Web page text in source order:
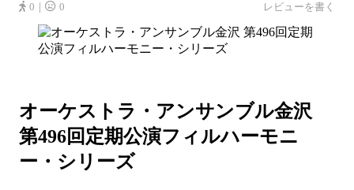
0｜ 0 レビューを書く
オーケストラ・アンサンブル金沢
第496回定期公演フィルハーモニ
ー・シリーズ